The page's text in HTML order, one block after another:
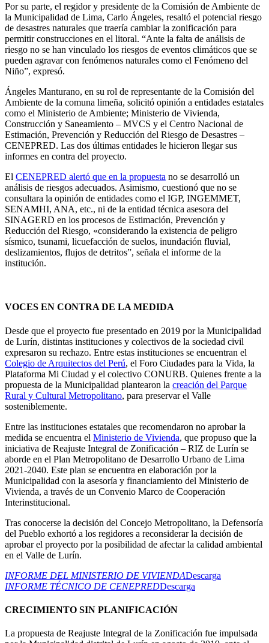
Por su parte, el regidor y presidente de la Comisión de Ambiente de
la Municipalidad de Lima, Carlo Ángeles, resaltó el potencial riesgo
de desastres naturales que traería cambiar la zonificación para
permitir construcciones en el litoral. “Ante la falta de análisis de
riesgo no se han vinculado los riesgos de eventos climáticos que se
pueden agravar con fenómenos naturales como el Fenómeno del
Niño”, expresó.
Ángeles Manturano, en su rol de representante de la Comisión del
Ambiente de la comuna limeña, solicitó opinión a entidades estatales
como el Ministerio de Ambiente; Ministerio de Vivienda,
Construcción y Saneamiento – MVCS y el Centro Nacional de
Estimación, Prevención y Reducción del Riesgo de Desastres –
CENEPRED. Las dos últimas entidades le hicieron llegar sus
informes en contra del proyecto.
El CENEPRED alertó que en la propuesta no se desarrolló un
análisis de riesgos adecuados. Asimismo, cuestionó que no se
consultara la opinión de entidades como el IGP, INGEMMET,
SENAMHI, ANA, etc., ni de la entidad técnica asesora del
SINAGERD en los procesos de Estimación, Prevención y
Reducción del Riesgo, «considerando la existencia de peligro
sísmico, tsunami, licuefacción de suelos, inundación fluvial,
deslizamientos, flujos de detritos”, señala el informe de la
institución.
VOCES EN CONTRA DE LA MEDIDA
Desde que el proyecto fue presentado en 2019 por la Municipalidad
de Lurín, distintas instituciones y colectivos de la sociedad civil
expresaron su rechazo. Entre estas instituciones se encuentran el
Colegio de Arquitectos del Perú, el Foro Ciudades para la Vida, la
Plataforma Mi Ciudad y el colectivo CONURB. Quienes frente a la
propuesta de la Municipalidad plantearon la creación del Parque
Rural y Cultural Metropolitano, para preservar el Valle
sosteniblemente.
Entre las instituciones estatales que recomendaron no aprobar la
medida se encuentra el Ministerio de Vivienda, que propuso que la
iniciativa de Reajuste Integral de Zonificación – RIZ de Lurín se
aborde en el Plan Metropolitano de Desarrollo Urbano de Lima
2021-2040. Este plan se encuentra en elaboración por la
Municipalidad con la asesoría y financiamiento del Ministerio de
Vivienda, a través de un Convenio Marco de Cooperación
Interinstitucional.
Tras conocerse la decisión del Concejo Metropolitano, la Defensoría
del Pueblo exhortó a los regidores a reconsiderar la decisión de
aprobar el proyecto por la posibilidad de afectar la calidad ambiental
en el Valle de Lurín.
INFORME DEL MINISTERIO DE VIVIENDADescarga
INFORME TÉCNICO DE CENEPREDDescarga
CRECIMIENTO SIN PLANIFICACIÓN
La propuesta de Reajuste Integral de la Zonificación fue impulsada